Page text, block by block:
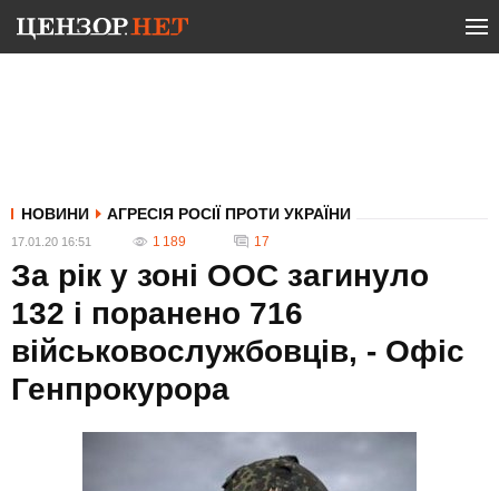
НОВИНИ АГРЕСІЯ РОСІЇ ПРОТИ УКРАЇНИ
17.01.20 16:51 1 189 17
За рік у зоні ООС загинуло
132 і поранено 716
військовослужбовців, - Офіс
Генпрокурора